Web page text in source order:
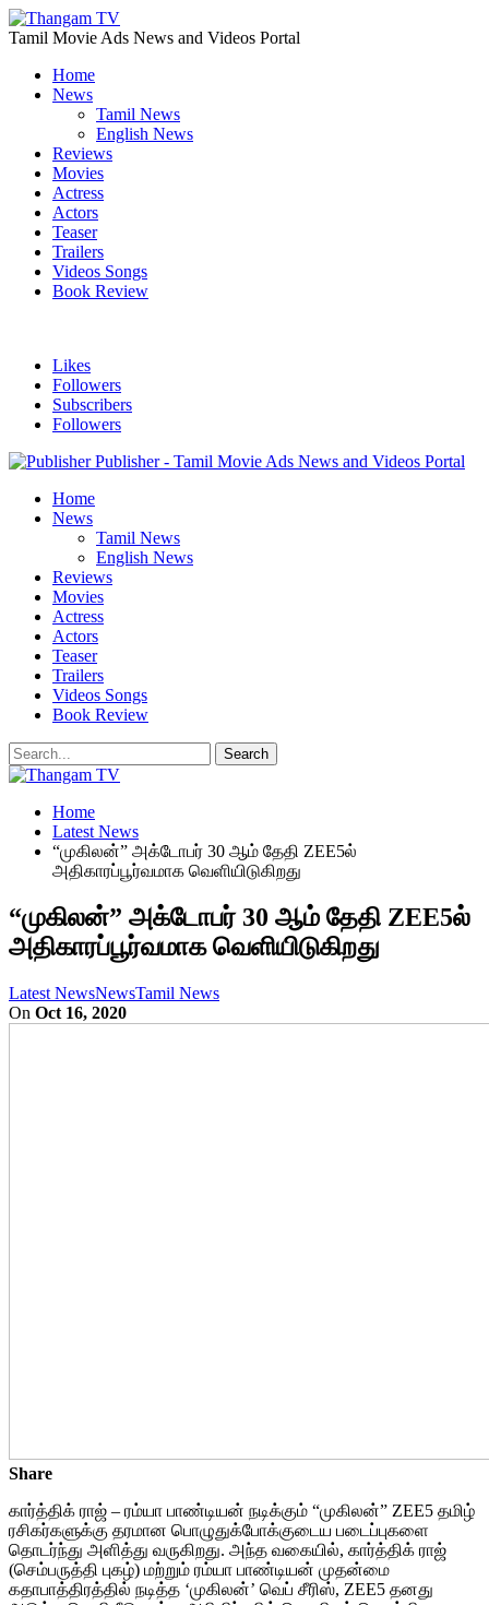
Tamil Movie Ads News and Videos Portal
Home
News
Tamil News
English News
Reviews
Movies
Actress
Actors
Teaser
Trailers
Videos Songs
Book Review
Likes
Followers
Subscribers
Followers
Publisher - Tamil Movie Ads News and Videos Portal
Home
News
Tamil News
English News
Reviews
Movies
Actress
Actors
Teaser
Trailers
Videos Songs
Book Review
Home
Latest News
“முகிலன்” அக்டோபர் 30 ஆம் தேதி ZEE5ல்
அதிகாரப்பூர்வமாக வெளியிடுகிறது
“முகிலன்” அக்டோபர் 30 ஆம் தேதி ZEE5ல்
அதிகாரப்பூர்வமாக வெளியிடுகிறது
Latest NewsNewsTamil News
On Oct 16, 2020
Share
கார்த்திக் ராஜ் – ரம்யா பாண்டியன் நடிக்கும் “முகிலன்” ZEE5 தமிழ்
ரசிகர்களுக்கு தரமான பொழுதுக்போக்குடைய படைப்புகளை
தொடர்ந்து அளித்து வருகிறது. அந்த வகையில், கார்த்திக் ராஜ்
(செம்பருத்தி புகழ்) மற்றும் ரம்யா பாண்டியன் முதன்மை
கதாபாத்திரத்தில் நடித்த ‘முகிலன்’ வெப் சீரிஸ், ZEE5 தனது